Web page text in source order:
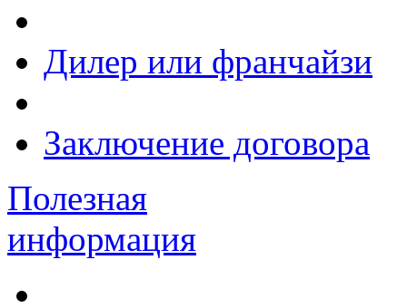
Дилер или франчайзи
Заключение договора
Полезная
информация